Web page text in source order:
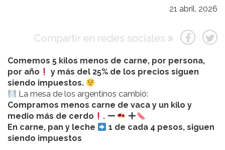
21 abril, 2026
Compartir en redes sociales
Comemos 5 kilos menos de carne, por persona,
por año
y más del 25% de los precios siguen
siendo impuestos.
La mesa de los argentinos cambió:
Compramos menos carne de vaca y un kilo y
medio más de cerdo
.
En carne, pan y leche
1 de cada 4 pesos, siguen
siendo impuestos